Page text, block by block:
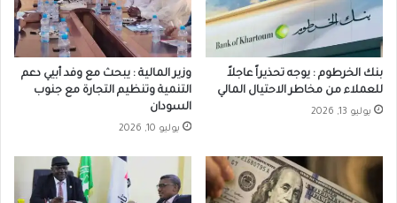
بنك الخرطوم : يوجه تحذيراً عاجلاً
للعملاء من مخاطر الاحتيال المالي
يوليو 13, 2026
وزير المالية : يبحث مع وفد أبيي دعم
التنمية وتنظيم التجارة مع جنوب
السودان
يوليو 10, 2026